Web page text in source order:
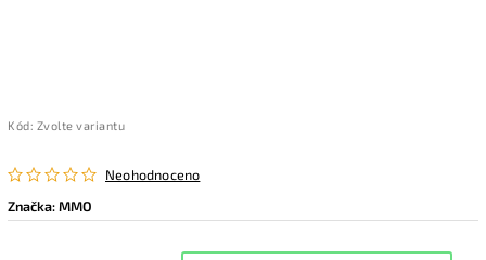
Kód: Zvolte variantu
Neohodnoceno
Značka:MMO